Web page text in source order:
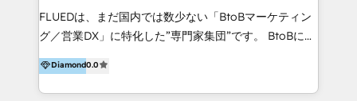
Movable Type（Power CMS）などの各種CMSを活用
し、延べ100社以上のBtoB企業のサイト制作経験をもと
ーコードテーマテンプレートを独自開発。 企業のさま
ざまな課題やニーズに対して「戦略、設計・デザイン、
FLUEDは、まだ国内では数少ない「BtoBマーケティン
グ／営業DX」に特化した”専門家集団”です。 BtoBに特
化し、WEB制作や広告運用などのオンライン施策か
ら、インサイドセールスや展示会などのオフライン施策
まで支援しています。 「経験豊富な”専門家集団”によ
Diamond0.0